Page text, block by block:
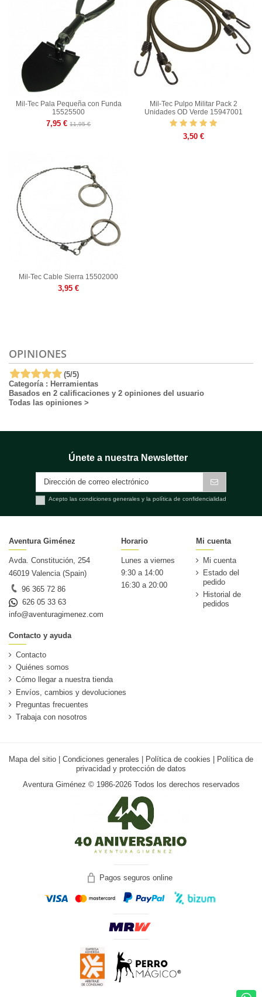
Mil-Tec Pala Pequeña con Funda
15525500
7,95 € 11,95 €
Mil-Tec Pulpo Militar Pack 2
Unidades OD Verde 15947001
3,50 €
Mil-Tec Cable Sierra 15502000
3,95 €
OPINIONES
(5/5)
Categoría : Herramientas
Basados en 2 calificaciones y 2 opiniones del usuario
Todas las opiniones >
Únete a nuestra Newsletter
Acepto las condiciones generales y la política de confidencialidad
Aventura Giménez
Avda. Constitución, 254
46019 Valencia (Spain)
96 365 72 86
626 05 33 63
info@aventuragimenez.com
Horario
Lunes a viernes
9:30 a 14:00
16:30 a 20:00
Mi cuenta
Mi cuenta
Estado del
pedido
Historial de
pedidos
Contacto y ayuda
Contacto
Quiénes somos
Cómo llegar a nuestra tienda
Envíos, cambios y devoluciones
Preguntas frecuentes
Trabaja con nosotros
Mapa del sitio Condiciones generales Política de cookies
Política de
privacidad y protección de datos
Aventura Giménez © 1986-2026 Todos los derechos reservados
Pagos seguros online